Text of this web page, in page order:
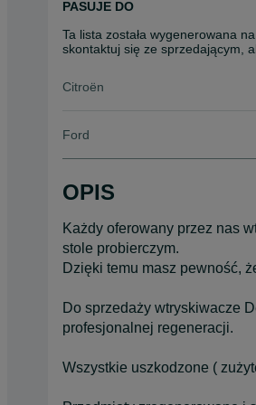
PASUJE DO
Ta lista została wygenerowana
skontaktuj się ze sprzedającym,
Citroën
Ford
OPIS
Każdy oferowany przez nas
stole probierczym.
Dzięki temu masz pewność,
Do sprzedaży wtryskiwacze
profesjonalnej regeneracji.
Wszystkie uszkodzone (